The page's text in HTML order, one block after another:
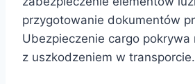
przygotowanie dokumentów
Ubezpieczenie cargo pokrywa
z uszkodzeniem w transporcie.